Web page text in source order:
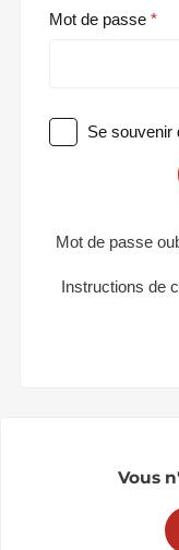
Mot de passe
Se souvenir
Mot de passe
Instructions de
Vous